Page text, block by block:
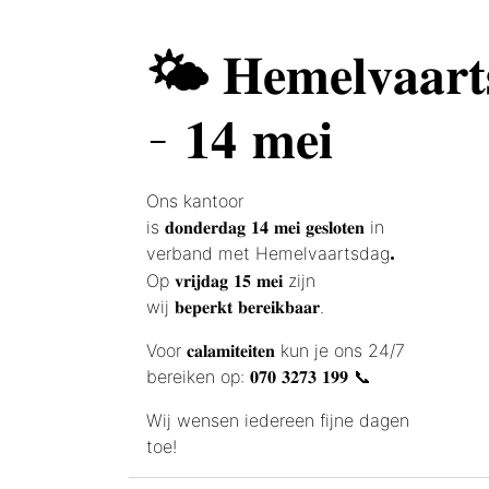
🌤️
- 𝟏𝟒 𝐦𝐞𝐢
Ons kantoor
is 𝐝𝐨𝐧𝐝𝐞𝐫𝐝𝐚𝐠 𝟏𝟒 𝐦𝐞𝐢 𝐠𝐞𝐬𝐥𝐨𝐭𝐞𝐧 in
verband met Hemelvaartsdag.
Op 𝐯𝐫𝐢𝐣𝐝𝐚𝐠 𝟏𝟓 𝐦𝐞𝐢 zijn
wij 𝐛𝐞𝐩𝐞𝐫𝐤𝐭 𝐛𝐞𝐫𝐞𝐢𝐤𝐛𝐚𝐚𝐫.
Voor 𝐜𝐚𝐥𝐚𝐦𝐢𝐭𝐞𝐢𝐭𝐞𝐧 kun je ons 24/7
bereiken op: 𝟎𝟕𝟎 𝟑𝟐𝟕𝟑 𝟏𝟗𝟗 📞
Wij wensen iedereen fijne dagen
toe!